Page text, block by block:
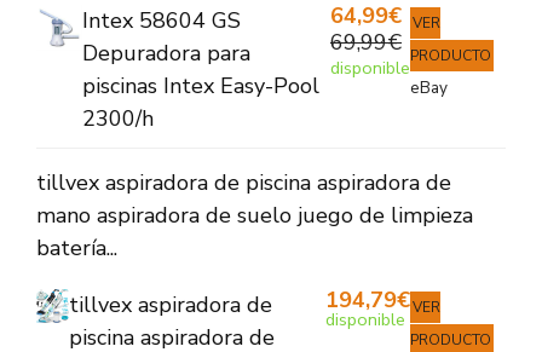
Intex 58604 GS
Depuradora para
piscinas Intex Easy-Pool
2300/h
64,99€
69,99€
disponible
VER
PRODUCTO
eBay
tillvex aspiradora de piscina aspiradora de
mano aspiradora de suelo juego de limpieza
batería...
tillvex aspiradora de
piscina aspiradora de
194,79€
disponible VER
PRODUCTO